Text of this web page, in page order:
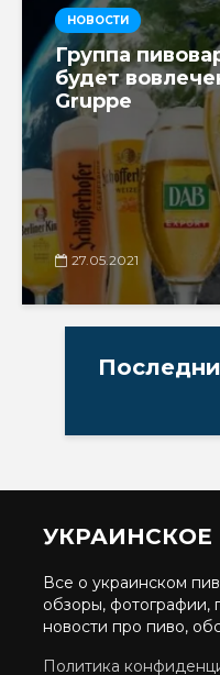
НОВОСТИ
Группа
будет
Gruppe
27.05.2021
Все о украинском
обзоры, фотографии,
новости про пиво,
Политика